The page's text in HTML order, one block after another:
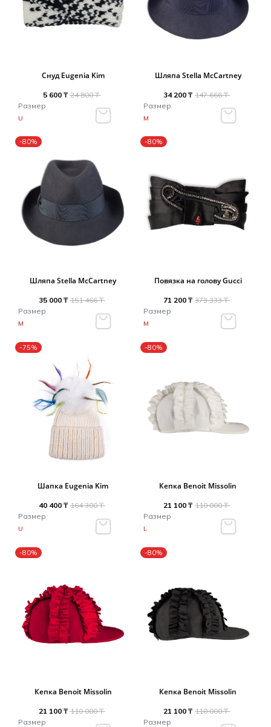
Снуд Eugenia Kim
5 600 ₸ 24 800 ₸
Размер
U
Шляпа Stella McCartney
34 200 ₸ 147 666 ₸
Размер
M
-80%
Шляпа Stella McCartney
35 000 ₸ 151 466 ₸
Размер
M
-80%
Повязка на голову Gucci
71 200 ₸ 373 333 ₸
Размер
M
-75%
Шапка Eugenia Kim
40 400 ₸ 164 300 ₸
Размер
U
-80%
Кепка Benoit Missolin
21 100 ₸ 110 000 ₸
Размер
L
-80%
Кепка Benoit Missolin
21 100 ₸ 110 000 ₸
Размер
-80%
Кепка Benoit Missolin
21 100 ₸ 110 000 ₸
Размер